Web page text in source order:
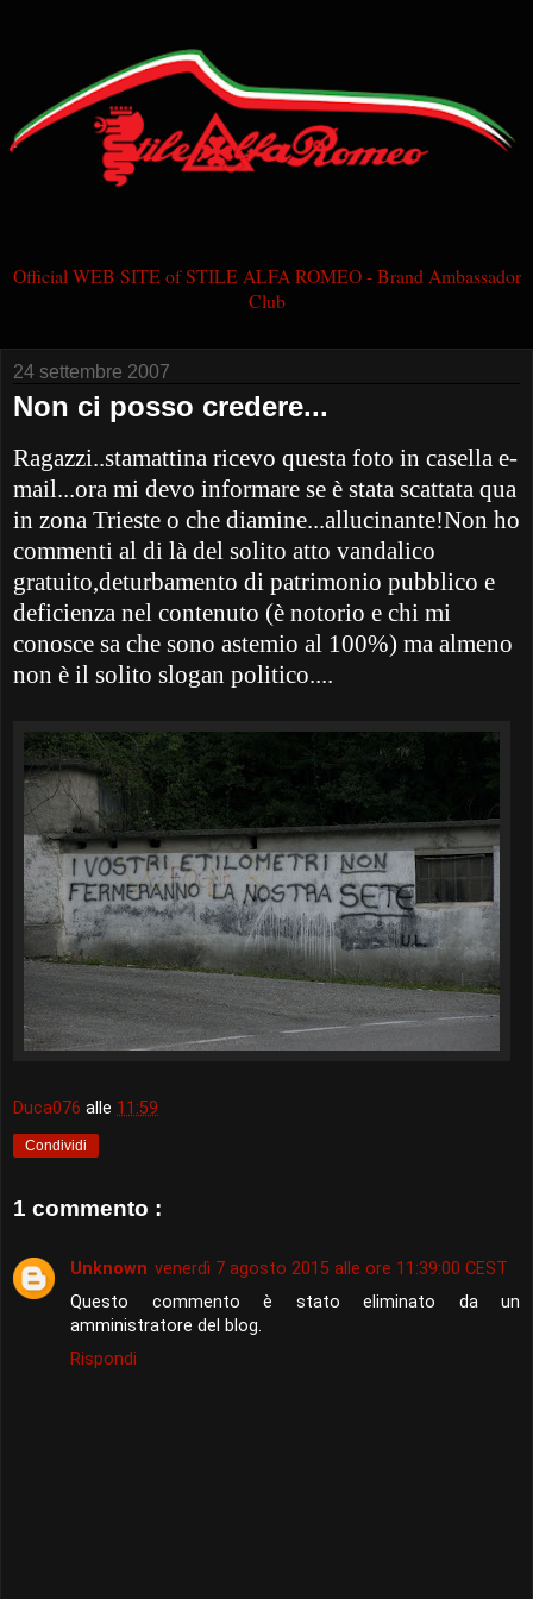
Official WEB SITE of STILE ALFA ROMEO - Brand Ambassador
Club
24 settembre 2007
Non ci posso credere...
Ragazzi..stamattina ricevo questa foto in casella e-
mail...ora mi devo informare se è stata scattata qua
in zona Trieste o che diamine...allucinante!Non ho
commenti al di là del solito atto vandalico
gratuito,deturbamento di patrimonio pubblico e
deficienza nel contenuto (è notorio e chi mi
conosce sa che sono astemio al 100%) ma almeno
non è il solito slogan politico....
Duca076 alle 11:59
Condividi
1 commento :
Unknown venerdì 7 agosto 2015 alle ore 11:39:00 CEST
Questo commento è stato eliminato da un
amministratore del blog.
Rispondi